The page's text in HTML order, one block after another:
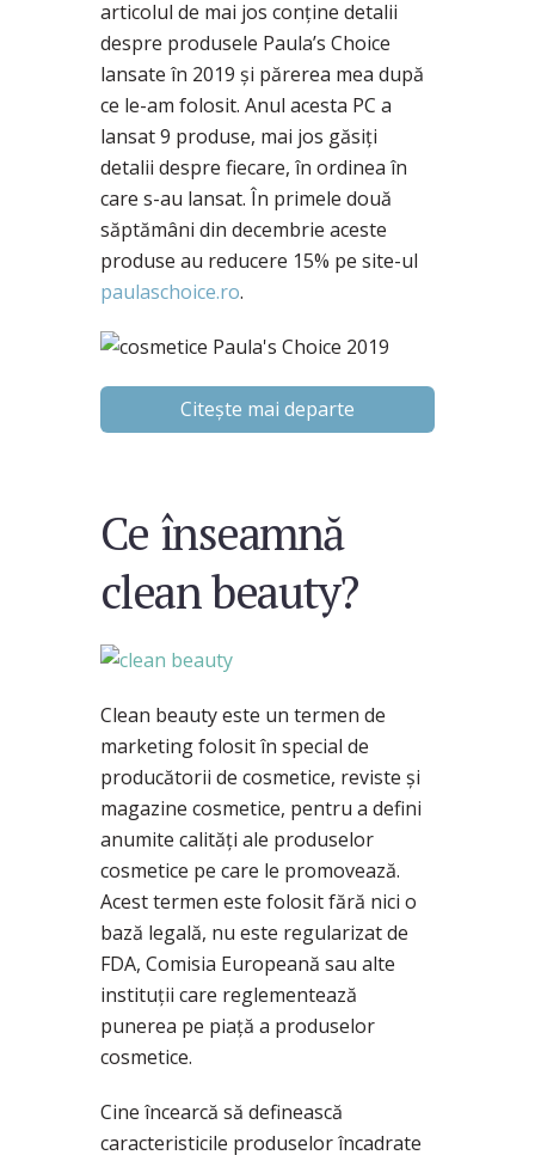
articolul de mai jos conține detalii
despre produsele Paula’s Choice
lansate în 2019 și părerea mea după
ce le-am folosit. Anul acesta PC a
lansat 9 produse, mai jos găsiți
detalii despre fiecare, în ordinea în
care s-au lansat. În primele două
săptămâni din decembrie aceste
produse au reducere 15% pe site-ul
paulaschoice.ro.
Citește mai departe
Ce înseamnă
clean beauty?
Clean beauty este un termen de
marketing folosit în special de
producătorii de cosmetice, reviste și
magazine cosmetice, pentru a defini
anumite calități ale produselor
cosmetice pe care le promovează.
Acest termen este folosit fără nici o
bază legală, nu este regularizat de
FDA, Comisia Europeană sau alte
instituții care reglementează
punerea pe piață a produselor
cosmetice.
Cine încearcă să definească
caracteristicile produselor încadrate